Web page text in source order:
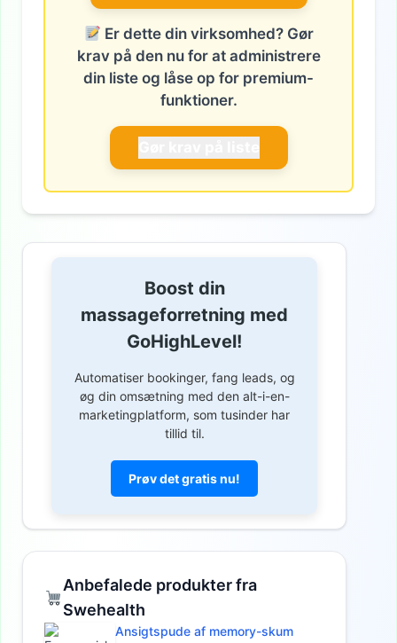
Er dette din virksomhed? Gør
krav på den nu for at administrere
din liste og låse op for premium-
funktioner.
Boost din
massageforretning med
GoHighLevel!
Automatiser bookinger, fang leads, og
øg din omsætning med den alt-i-en-
marketingplatform, som tusinder har
tillid til.
Prøv det gratis nu!
Anbefalede produkter fra
Swehealth
Ansigtspude af memory-skum